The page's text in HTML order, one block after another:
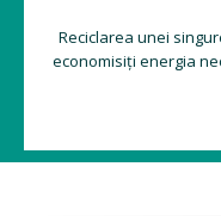
Reciclarea unei
economisiți energia